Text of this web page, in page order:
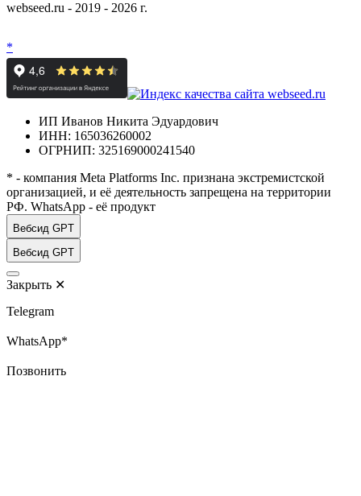
webseed.ru - 2019 - 2026 г.
*
ИП Иванов Никита Эдуардович
ИНН: 165036260002
ОГРНИП: 325169000241540
* - компания Meta Platforms Inc. признана экстремистской
организацией, и её деятельность запрещена на территории
РФ. WhatsApp - её продукт
Вебсид GPT
Вебсид GPT
Закрыть ✕
Telegram
WhatsApp*
Позвонить